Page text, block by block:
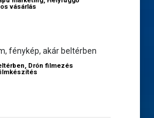
vásárlás
fénykép, akár beltérben
, Drón filmezés